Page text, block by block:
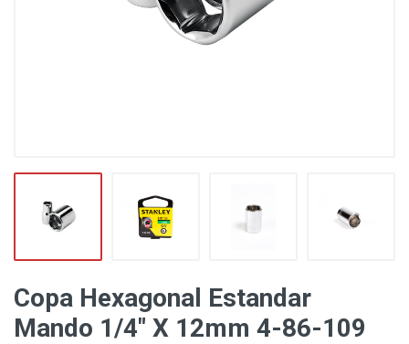
Copa Hexagonal Estandar
Mando 1/4" X 12mm 4-86-109